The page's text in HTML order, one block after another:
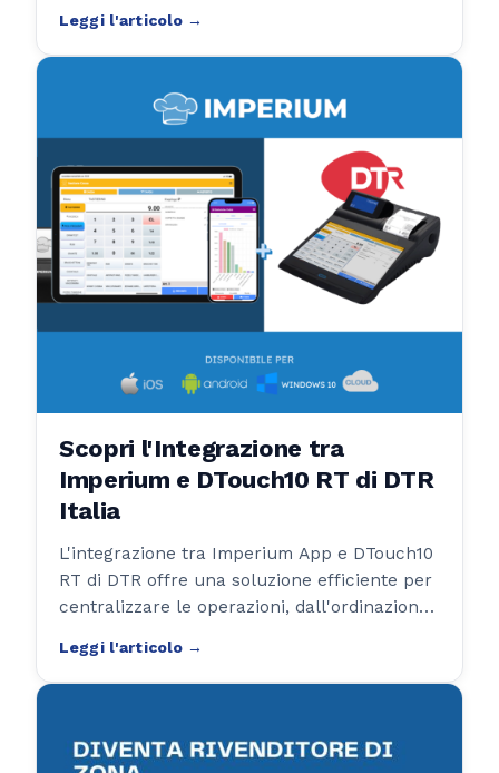
Scopri l'Integrazione tra
Imperium e DTouch10 RT di DTR
Italia
L'integrazione tra Imperium App e DTouch10
RT di DTR offre una soluzione efficiente per
centralizzare le operazioni, dall'ordinazione
Questo approccio è ottimo per chi vuole
snellire le procedure quotidiane